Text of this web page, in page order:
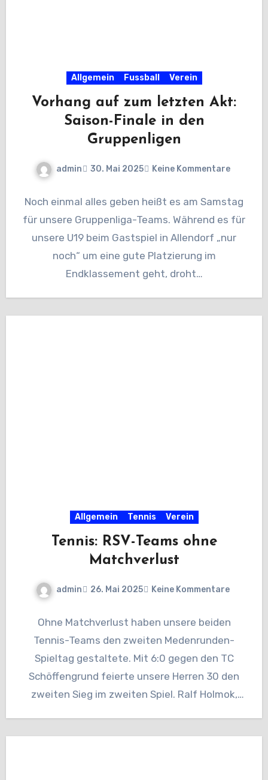
Allgemein Fussball Verein
Vorhang auf zum letzten Akt:
Saison-Finale in den
Gruppenligen
admin 30. Mai 2025 Keine Kommentare
Noch einmal alles geben heißt es am Samstag
für unsere Gruppenliga-Teams. Während es für
unsere U19 beim Gastspiel in Allendorf „nur
noch“ um eine gute Platzierung im
Endklassement geht, droht…
Allgemein Tennis Verein
Tennis: RSV-Teams ohne
Matchverlust
admin 26. Mai 2025 Keine Kommentare
Ohne Matchverlust haben unsere beiden
Tennis-Teams den zweiten Medenrunden-
Spieltag gestaltete. Mit 6:0 gegen den TC
Schöffengrund feierte unsere Herren 30 den
zweiten Sieg im zweiten Spiel. Ralf Holmok,